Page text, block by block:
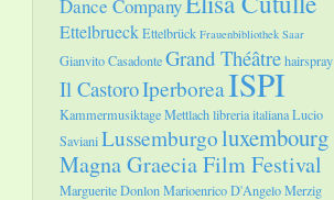
Dance Company
EttelbrueckEttelbrück Frauenbibliothek Saar
Gianvito CasadonteGrand Théâtrehairspray
Il CastoroIperboreaISPI
Kammermusiktage Mettlachlibreria italianaLucio
SavianiLussemburgoluxembourg
Magna Graecia Film Festival
Marguerite DonlonMarioenrico D'AngeloMerzig